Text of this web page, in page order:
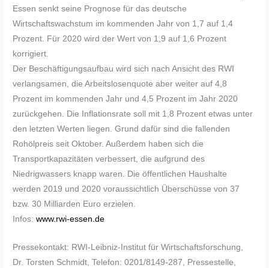
Essen senkt seine Prognose für das deutsche
Wirtschaftswachstum im kommenden Jahr von 1,7 auf 1,4
Prozent. Für 2020 wird der Wert von 1,9 auf 1,6 Prozent
korrigiert.
Der Beschäftigungsaufbau wird sich nach Ansicht des RWI
verlangsamen, die Arbeitslosenquote aber weiter auf 4,8
Prozent im kommenden Jahr und 4,5 Prozent im Jahr 2020
zurückgehen. Die Inflationsrate soll mit 1,8 Prozent etwas unter
den letzten Werten liegen. Grund dafür sind die fallenden
Rohölpreis seit Oktober. Außerdem haben sich die
Transportkapazitäten verbessert, die aufgrund des
Niedrigwassers knapp waren. Die öffentlichen Haushalte
werden 2019 und 2020 voraussichtlich Überschüsse von 37
bzw. 30 Milliarden Euro erzielen.
Infos:www.rwi-essen.de
Pressekontakt: RWI-Leibniz-Institut für Wirtschaftsforschung,
Dr. Torsten Schmidt, Telefon: 0201/8149-287, Pressestelle,